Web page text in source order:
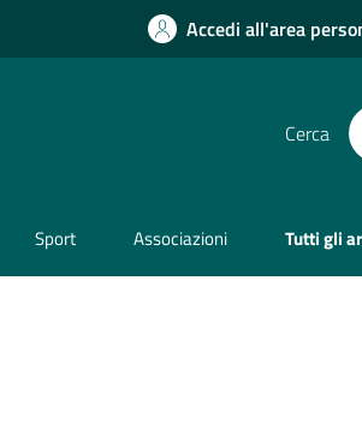
Accedi all'area
Cerca
Sport Associazioni Tutti gli